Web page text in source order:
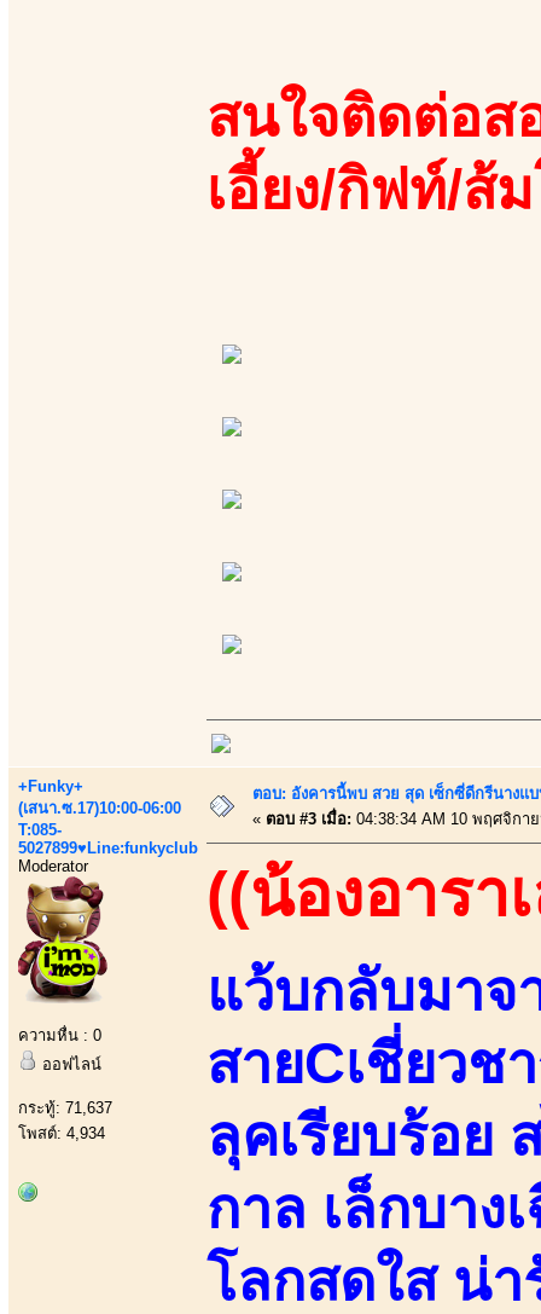
สนใจติดต่อส
เอี้ยง/กิฟท์/ส้
+Funky+
(เสนา.ซ.17)10:00-06:00
T:085-
5027899♥Line:funkyclub
Moderator
ความหื่น : 0
ออฟไลน์
กระทู้: 71,637
โพสต์: 4,934
ตอบ: อังคารนี้พบ สวย สุด เซ็กซี่ดีกรีนางแ
« ตอบ #3 เมื่อ: 04:38:34 AM 10 พฤศจิกา
((น้องอารา
แว้บกลับมาจ
สายCเชี่ยวช
ลุคเรียบร้อย
กาล เล็กบาง
โลกสดใส น่